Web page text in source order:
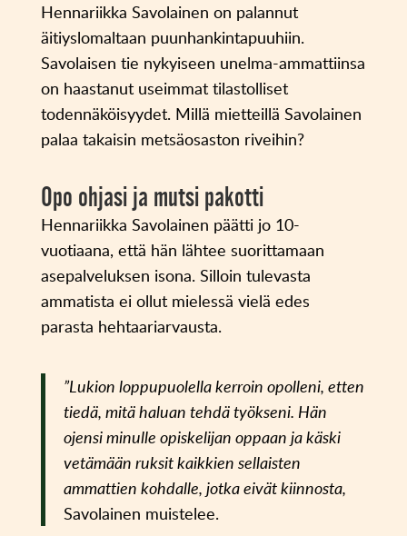
Hennariikka Savolainen on palannut
äitiyslomaltaan puunhankintapuuhiin.
Savolaisen tie nykyiseen unelma-ammattiinsa
on haastanut useimmat tilastolliset
todennäköisyydet. Millä mietteillä Savolainen
palaa takaisin metsäosaston riveihin?
Opo ohjasi ja mutsi pakotti
Hennariikka Savolainen päätti jo 10-
vuotiaana, että hän lähtee suorittamaan
asepalveluksen isona. Silloin tulevasta
ammatista ei ollut mielessä vielä edes
parasta hehtaariarvausta.
”Lukion loppupuolella kerroin opolleni, etten
tiedä, mitä haluan tehdä työkseni. Hän
ojensi minulle opiskelijan oppaan ja käski
vetämään ruksit kaikkien sellaisten
ammattien kohdalle, jotka eivät kiinnosta,
Savolainen muistelee.